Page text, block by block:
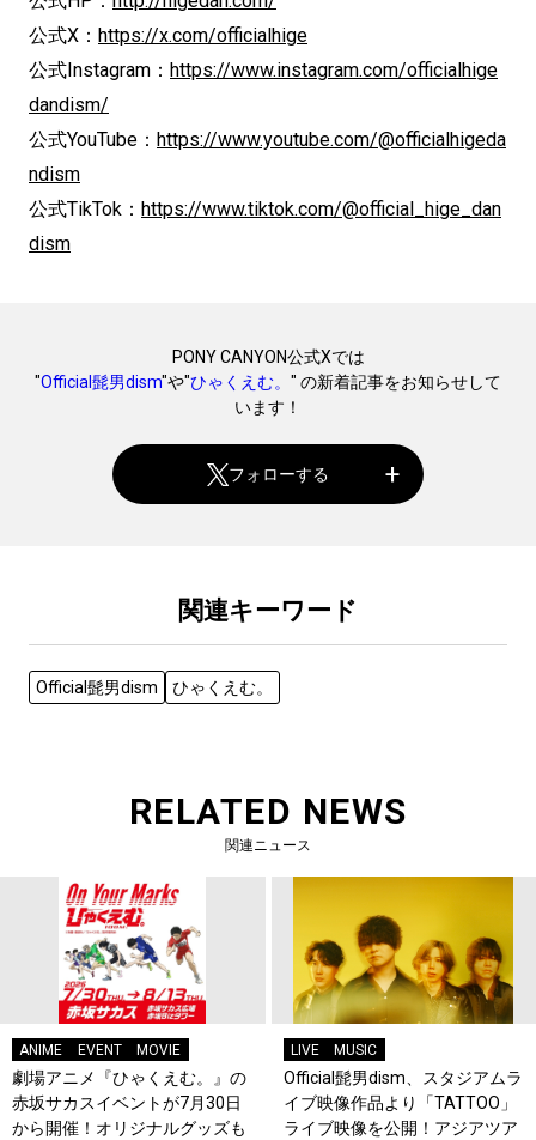
公式X： https://x.com/officialhige
公式Instagram： https://www.instagram.com/officialhige
dandism/
公式YouTube： https://www.youtube.com/@officialhigeda
ndism
公式TikTok： https://www.tiktok.com/@official_hige_dan
dism
PONY CANYON公式Xでは
"Official髭男dism"や"ひゃくえむ。 " の新着記事をお知らせして
います！
フォローする
関連キーワード
Official髭男dism ひゃくえむ。
RELATED NEWS
関連ニュース
ANIME EVENT MOVIE
劇場アニメ『ひゃくえむ。』の
赤坂サカスイベントが7月30日
から開催！オリジナルグッズも
LIVE MUSIC
Official髭男dism、スタジアムラ
イブ映像作品より「TATTOO」
ライブ映像を公開！アジアツア